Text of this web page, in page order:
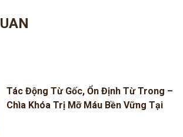
Tác Động Từ Gốc, Ổn Định Từ Trong –
Chìa Khóa Trị Mỡ Máu Bền Vững Tại